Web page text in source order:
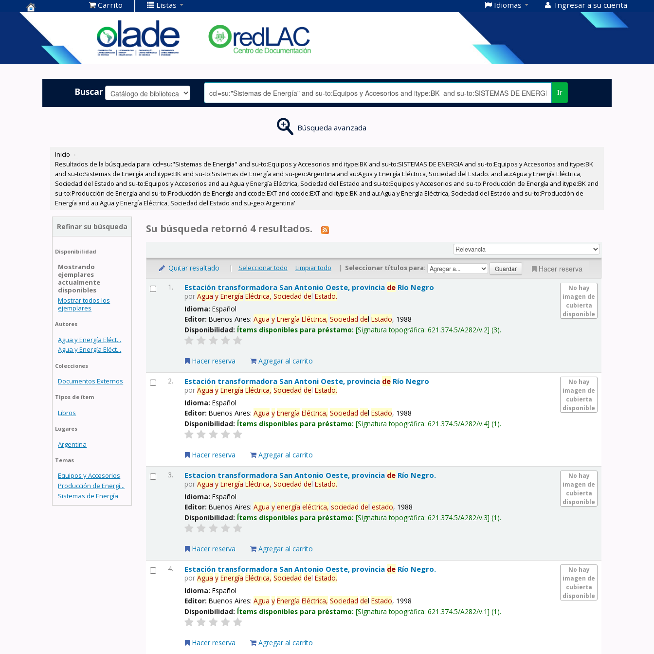
Centro de
Documentación
OLADE -
Carrito Listas Idiomas Ingresar a su cuenta
Buscar Ir
Búsqueda avanzada
Inicio ›
Resultados de la búsqueda para 'ccl=su:"Sistemas de Energía" and su-to:Equipos y Accesorios and itype:BK and su-to:SISTEMAS DE ENERGIA and su-to:Equipos y Accesorios and itype:BK
and su-to:Sistemas de Energía and itype:BK and su-to:Sistemas de Energía and su-geo:Argentina and au:Agua y Energía Eléctrica, Sociedad del Estado. and au:Agua y Energía Eléctrica,
Sociedad del Estado and su-to:Equipos y Accesorios and au:Agua y Energía Eléctrica, Sociedad del Estado and su-to:Equipos y Accesorios and su-to:Producción de Energía and itype:BK and
su-to:Producción de Energía and su-to:Producción de Energía and ccode:EXT and ccode:EXT and itype:BK and au:Agua y Energía Eléctrica, Sociedad del Estado and su-to:Producción de
Energía and au:Agua y Energía Eléctrica, Sociedad del Estado and su-geo:Argentina'
Refinar su búsqueda
Disponibilidad
Mostrando
ejemplares
actualmente
disponibles
Mostrar todos los
ejemplares
Autores
Agua y Energía Eléct...
Agua y Energía Eléct...
Colecciones
Documentos Externos
Tipos de ítem
Libros
Lugares
Argentina
Temas
Equipos y Accesorios
Producción de Energí...
Sistemas de Energía
Su búsqueda retornó 4 resultados.
Quitar resaltado | Seleccionar todo Limpiar todo | Seleccionar títulos para: Hacer reserva
1.
No hay
imagen de
cubierta
disponible
Estación transformadora San Antonio Oeste, provincia de Río Negro
porAgua y Energía Eléctrica, Sociedad delEstado.
Idioma:Español
Editor:Buenos Aires:Agua y Energía Eléctrica, Sociedad delEstado, 1988
Disponibilidad: Ítems disponibles para préstamo: Signatura topográfica:621.374.5/A282/v.2 (3).
Hacer reserva Agregar al carrito
2.
No hay
imagen de
cubierta
disponible
Estación transformadora San Antoni Oeste, provincia de Río Negro
porAgua y Energía Eléctrica, Sociedad delEstado.
Idioma:Español
Editor:Buenos Aires:Agua y Energía Eléctrica, Sociedad delEstado, 1988
Disponibilidad: Ítems disponibles para préstamo: Signatura topográfica:621.374.5/A282/v.4 (1).
Hacer reserva Agregar al carrito
3.
No hay
imagen de
cubierta
disponible
Estacion transformadora San Antonio Oeste, provincia de Río Negro.
porAgua y Energía Eléctrica, Sociedad delEstado.
Idioma:Español
Editor:Buenos Aires:Agua y energía eléctrica, sociedad delestado, 1988
Disponibilidad: Ítems disponibles para préstamo: Signatura topográfica:621.374.5/A282/v.3 (1).
Hacer reserva Agregar al carrito
4.
No hay
imagen de
cubierta
disponible
Estación transformadora San Antonio Oeste, provincia de Río Negro.
porAgua y Energía Eléctrica, Sociedad delEstado.
Idioma:Español
Editor:Buenos Aires:Agua y Energía Eléctrica, Sociedad delEstado, 1998
Disponibilidad: Ítems disponibles para préstamo: Signatura topográfica:621.374.5/A282/v.1 (1).
Hacer reserva Agregar al carrito